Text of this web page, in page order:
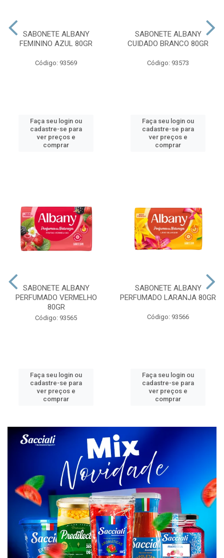
SABONETE ALBANY
FEMININO AZUL 80GR
Código: 93569
Faça seu login ou
cadastre-se para
ver preços e
comprar
SABONETE ALBANY
CUIDADO BRANCO 80GR
Código: 93573
Faça seu login ou
cadastre-se para
ver preços e
comprar
SABONETE ALBANY
PERFUMADO VERMELHO
80GR
Código: 93565
Faça seu login ou
cadastre-se para
ver preços e
comprar
SABONETE ALBANY
PERFUMADO LARANJA 80GR
Código: 93566
Faça seu login ou
cadastre-se para
ver preços e
comprar